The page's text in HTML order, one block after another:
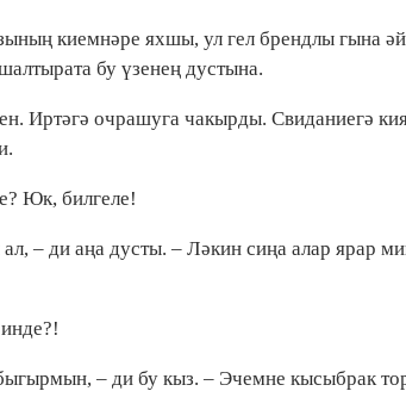
киемнәре яхшы, ул гел брендлы гына
бу үзенең дустына.
Иртәгә очрашуга чакырды. Свиданиегә
Юк, билгеле!
– ди аңа дусты. – Ләкин сиңа алар ярар
– ди бу кыз. – Эчемне кысыбрак